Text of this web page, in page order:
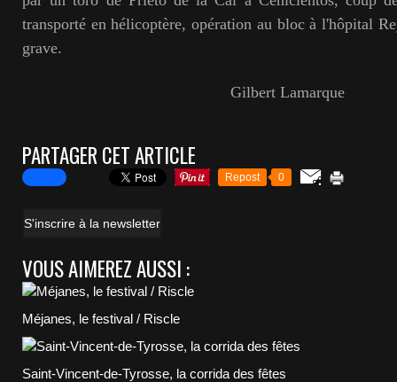
transporté en hélicoptère, opération au bloc à l'hôpital
grave.
Gilbert Lamarque
PARTAGER CET ARTICLE
Repost 0
S'inscrire à la newsletter
VOUS AIMEREZ AUSSI :
Méjanes, le festival / Riscle
Saint-Vincent-de-Tyrosse, la corrida des fêtes